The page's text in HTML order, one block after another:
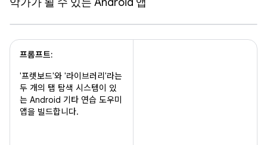
프롬프트:
'프렛보드'와 '라이브러리'라는
두 개의 탭 탐색 시스템이 있
는 Android 기타 연습 도우미
앱을 빌드합니다.